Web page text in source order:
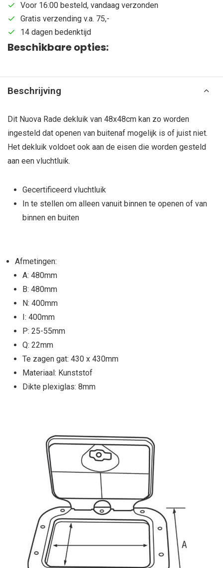
Voor 16:00 besteld, vandaag verzonden
Gratis verzending v.a. 75,-
14 dagen bedenktijd
Beschikbare opties:
Beschrijving
Dit Nuova Rade dekluik van 48x48cm kan zo worden
ingesteld dat openen van buitenaf mogelijk is of juist niet.
Het dekluik voldoet ook aan de eisen die worden gesteld
aan een vluchtluik.
Gecertificeerd vluchtluik
In te stellen om alleen vanuit binnen te openen of van
binnen en buiten
Afmetingen:
A: 480mm
B: 480mm
N: 400mm
I: 400mm
P: 25-55mm
Q: 22mm
Te zagen gat: 430 x 430mm
Materiaal: Kunststof
Dikte plexiglas: 8mm